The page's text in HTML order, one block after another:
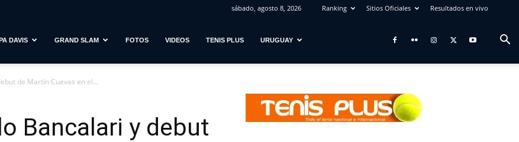
sábado, agosto 8, 2026 Ranking Sitios Oficiales Resultados en vivo
DAVIS GRAND SLAM FOTOS VIDEOS TENIS PLUS URUGUAY
de Martín Cuevas en el...
Bancalari y debut